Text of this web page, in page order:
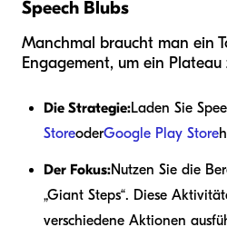
Speech Blubs
Manchmal braucht man ein
Engagement, um ein
Die Strategie:Laden Sie
StoreoderGoogle Play Store
Der Fokus:Nutzen Sie die
„Giant Steps“. Diese
verschiedene Aktionen